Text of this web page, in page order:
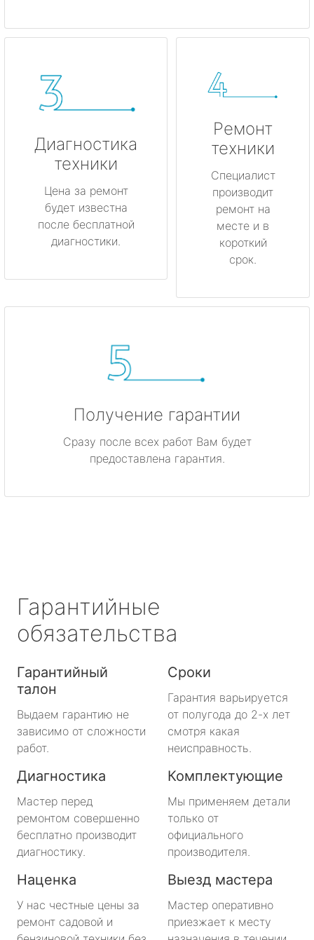
Диагностика
техники
Цена за ремонт
будет известна
после бесплатной
диагностики.
Ремонт
техники
Специалист
производит
ремонт на
месте и в
короткий
срок.
Получение гарантии
Сразу после всех работ Вам будет
предоставлена гарантия.
Гарантийные
обязательства
Гарантийный
талон
Выдаем гарантию не
зависимо от сложности
работ.
Сроки
Гарантия варьируется
от полугода до 2-х лет
смотря какая
неисправность.
Диагностика
Мастер перед
ремонтом совершенно
бесплатно производит
диагностику.
Комплектующие
Мы применяем детали
только от
официального
производителя.
Наценка
У нас честные цены за
ремонт садовой и
Выезд мастера
Мастер оперативно
приезжает к месту